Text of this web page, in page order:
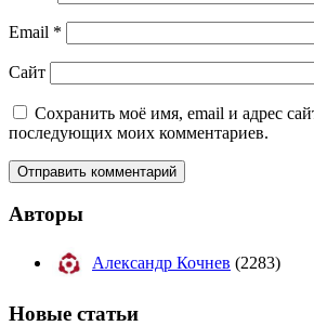
Email *
Сайт
Сохранить моё имя, email и адрес
последующих моих комментариев.
Авторы
Александр Кочнев (2283)
Новые статьи